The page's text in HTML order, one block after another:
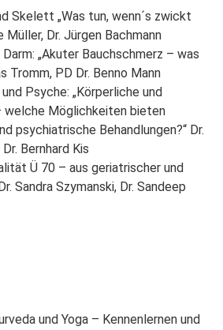
Skelett „Was tun, wenn´s zwickt
Müller, Dr. Jürgen Bachmann
„Akuter Bauchschmerz – was
Tromm, PD Dr. Benno Mann
Psyche: „Körperliche und
welche Möglichkeiten bieten
psychiatrische Behandlungen?“ Dr.
Bernhard Kis
Ü 70 – aus geriatrischer und
Sandra Szymanski, Dr. Sandeep
und Yoga – Kennenlernen und